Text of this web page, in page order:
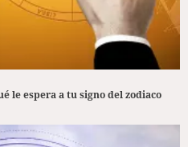
le espera a tu signo del zodiaco